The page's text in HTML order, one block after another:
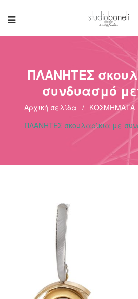
ΠΛΑΝΗΤΕΣ
συνδυασμό
Αρχική σελίδα / ΚΟΣΜΗΜΑΤΑ
ΠΛΑΝΗΤΕΣ σκουλαρίκια με